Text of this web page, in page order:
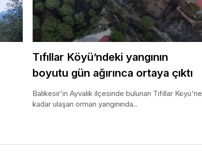
Tıfıllar Köyü’ndeki yangının
boyutu gün ağırınca ortaya çıktı
Balıkesir'in Ayvalık ilçesinde bulunan Tıfıllar Köyü'ne
kadar ulaşan orman yangınında..